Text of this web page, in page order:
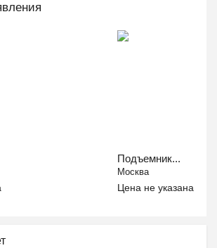
Подъемник...
Москва
Цена не указана